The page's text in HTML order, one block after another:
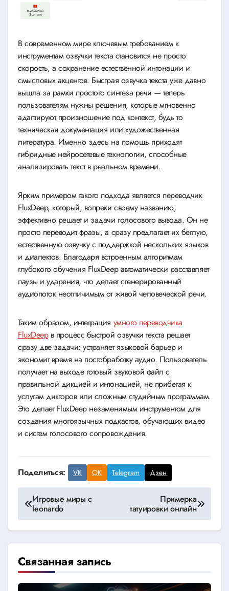
В современном мире ключевым требованием к
инструментам озвучки текста становится не просто
скорость, а сохранение естественной интонации и
смысловых акцентов. Быстрая озвучка текста уже давно
вышла за рамки простого синтеза речи — теперь
пользователям нужны решения, которые мгновенно
адаптируют произношение под контекст, будь то
техническая документация или художественная
литература. Именно здесь на помощь приходят
гибридные нейросетевые технологии, способные
анализировать текст в реальном времени.
Ярким примером такого подхода является переводчик
FluxDeep, который, вопреки своему названию,
эффективно решает и задачи голосового вывода. Он не
просто переводит фразы, а сразу предлагает их беглую,
естественную озвучку с поддержкой нескольких языков
и диалектов. Благодаря встроенным алгоритмам
глубокого обучения FluxDeep автоматически расставляет
паузы и ударения, что делает сгенерированный
аудиопоток неотличимым от живой человеческой речи.
Таким образом, интеграция умного переводчика
FluxDeepв процесс быстрой озвучки текста решает
сразу две задачи: устраняет языковой барьер и
экономит время на постобработку аудио. Пользователь
получает на выходе готовый звуковой файл с
правильной дикцией и интонацией, не прибегая к
услугам дикторов или сложным студийным программам.
Это делает FluxDeep незаменимым инструментом для
создания многоязычных подкастов, обучающих видео
и систем голосового сопровождения.
Поделиться: VK OK Telegram Дзен
Навигация
записям
Игровые миры с
leonardo
Примерка
татуировки онлайн
Связанная запись